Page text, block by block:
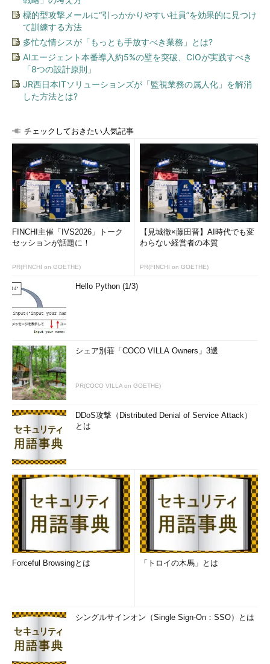
*firefoxchrome
*opera
*iehta
*custom
コラム 「IEで利用する場合の注意」
なく、*iexploreproxyを利用する必要がある
ことに注意してください。さらに、IEでキャ
プチャを取るためには「
snapsIE」というツ
ールが必要になります。snapsIEの利用に
は、下記の手順でsnapsIEをインストールす
る必要があります。
布可能パッケージのインストール
布可能パッケージのサイトからダウン
ロードしてインストール
Snapsie.dll」コマンドを実行しDLLを
のままではIEでは動作しないことがあるの
で、注意が必要です。下記のサイトなどを
参考にしてください。
くように」
Seleniumは、さらに高度な使い方もできる
Selenium IDEやSelenium RCの登場により、Seleniumによる
Webアプリケーションのテストはより効率化されました。
すし、プログラムの合い間にデータベースの初期化や検証なども
挟むことができるようになります。また、Selenium Gridを使う
と、一度テストを実行すれば、
を起動して同時にテストできます
標的型攻撃メールに“引っかかりやすい社員”を効果的に見つけ
て訓練する方法
多忙な情シスが「もっとも手放すべき業務」とは?
AIエージェント本番導入約5%の壁を突破、CIOが実践すべき
「8つの設計原則」
JR西日本ITソリューションズが「監視業務の属人化」を解消
した方法とは?
チェックしておきたい人気記事
FINCHI主催「IVS2026」トーク
セッションが話題に！
PR(FINCHI on GOETHE)
【見城徹×藤田晋】AI時代でも変
わらない経営者の本質
PR(FINCHI on GOETHE)
Hello Python (1/3)
シェア別荘「COCO VILLA Owners」3選
PR(COCO VILLA on GOETHE)
DDoS攻撃（Distributed Denial of Service Attack）
とは
Forceful Browsingとは 「トロイの木馬」とは
シングルサインオン（Single Sign-On：SSO）とは